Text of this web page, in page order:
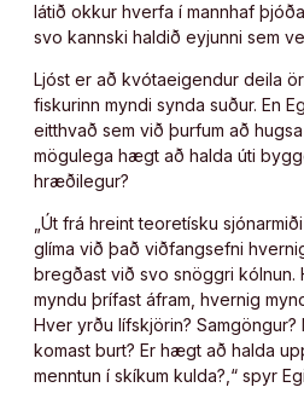
látið okkur hverfa í mannhaf
svo kannski haldið eyjunni sem
Ljóst er að kvótaeigendur deila
fiskurinn myndi synda suður. En
eitthvað sem við þurfum að
mögulega hægt að halda úti
hræðilegur?
„Út frá hreint teoretísku
glíma við það viðfangsefni
bregðast við svo snöggri kólnun.
myndu þrífast áfram, hvernig
Hver yrðu lífskjörin? Samgöngur?
komast burt? Er hægt að halda
menntun í skíkum kulda?,“ spyr